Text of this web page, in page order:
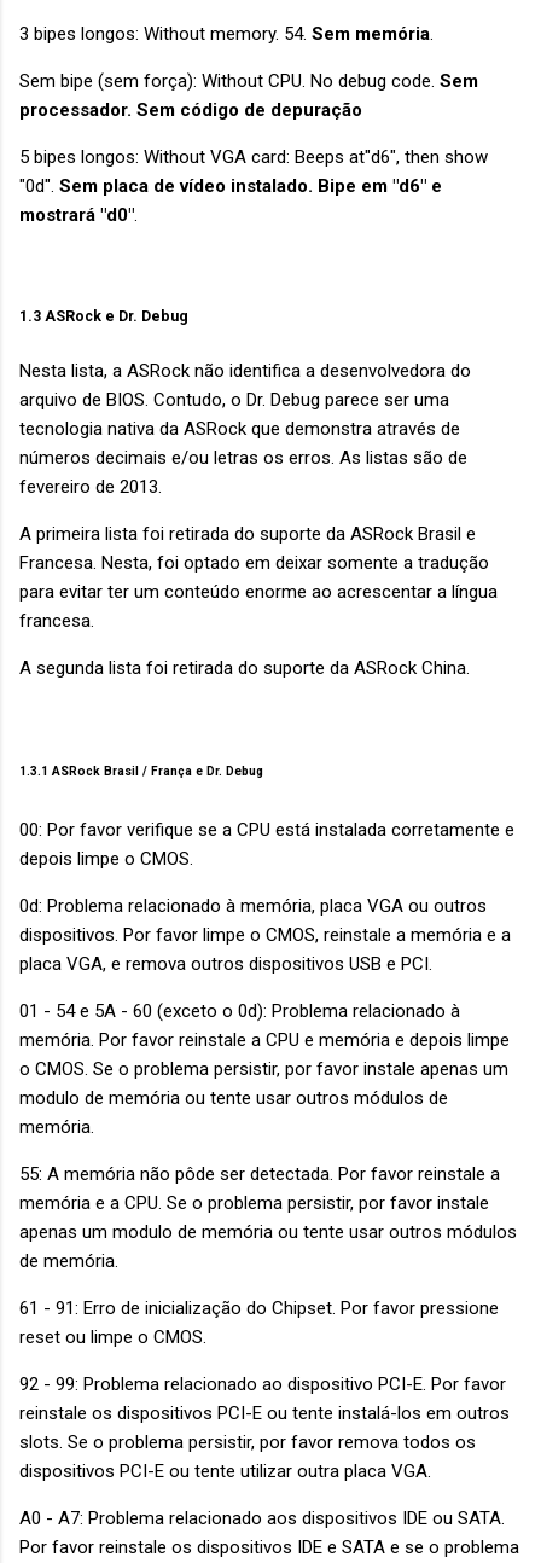
3 bipes longos: Without memory. 54. Sem memória.
Sem bipe (sem força): Without CPU. No debug code. Sem
processador. Sem código de depuração
5 bipes longos: Without VGA card: Beeps at"d6", then show
"0d". Sem placa de vídeo instalado. Bipe em "d6" e
mostrará "d0".
1.3 ASRock e Dr. Debug
Nesta lista, a ASRock não identifica a desenvolvedora do
arquivo de BIOS. Contudo, o Dr. Debug parece ser uma
tecnologia nativa da ASRock que demonstra através de
números decimais e/ou letras os erros. As listas são de
fevereiro de 2013.
A primeira lista foi retirada do suporte da ASRock Brasil e
Francesa. Nesta, foi optado em deixar somente a tradução
para evitar ter um conteúdo enorme ao acrescentar a língua
francesa.
A segunda lista foi retirada do suporte da ASRock China.
1.3.1 ASRock Brasil / França e Dr. Debug
00: Por favor verifique se a CPU está instalada corretamente e
depois limpe o CMOS.
0d: Problema relacionado à memória, placa VGA ou outros
dispositivos. Por favor limpe o CMOS, reinstale a memória e a
placa VGA, e remova outros dispositivos USB e PCI.
01 - 54 e 5A - 60 (exceto o 0d): Problema relacionado à
memória. Por favor reinstale a CPU e memória e depois limpe
o CMOS. Se o problema persistir, por favor instale apenas um
modulo de memória ou tente usar outros módulos de
memória.
55: A memória não pôde ser detectada. Por favor reinstale a
memória e a CPU. Se o problema persistir, por favor instale
apenas um modulo de memória ou tente usar outros módulos
de memória.
61 - 91: Erro de inicialização do Chipset. Por favor pressione
reset ou limpe o CMOS.
92 - 99: Problema relacionado ao dispositivo PCI-E. Por favor
reinstale os dispositivos PCI-E ou tente instalá-los em outros
slots. Se o problema persistir, por favor remova todos os
dispositivos PCI-E ou tente utilizar outra placa VGA.
A0 - A7: Problema relacionado aos dispositivos IDE ou SATA.
Por favor reinstale os dispositivos IDE e SATA e se o problema